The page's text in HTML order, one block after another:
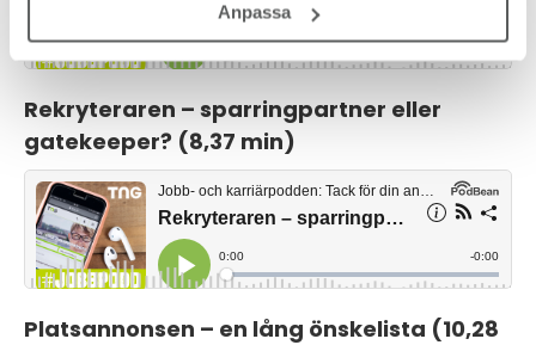
Anpassa
Rekryteraren – sparringpartner eller
gatekeeper? (8,37 min)
Platsannonsen – en lång önskelista (10,28